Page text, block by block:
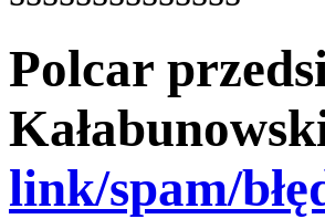
Polcar
link/spam/